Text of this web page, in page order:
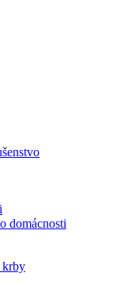
domácnosti
krby